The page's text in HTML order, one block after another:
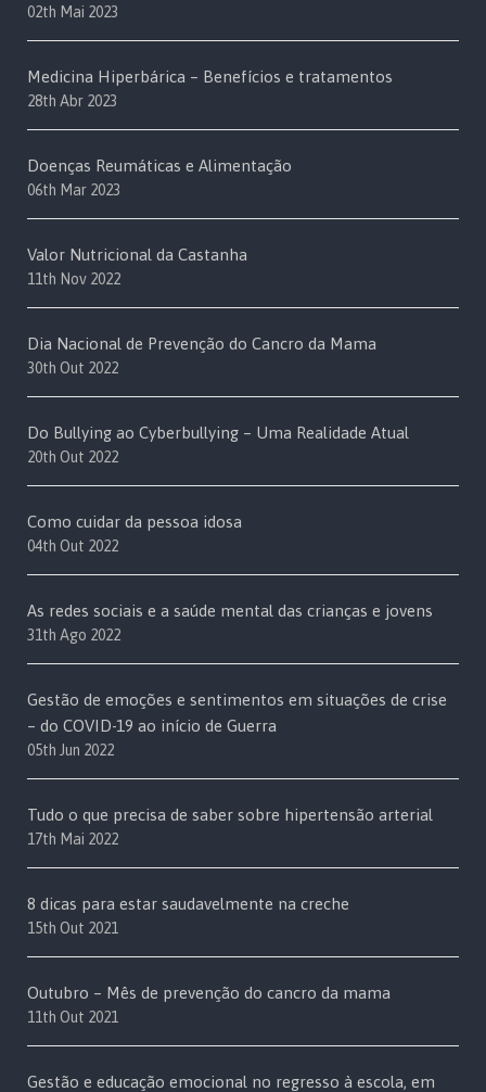
02th Mai 2023
Medicina Hiperbárica – Benefícios e tratamentos
28th Abr 2023
Doenças Reumáticas e Alimentação
06th Mar 2023
Valor Nutricional da Castanha
11th Nov 2022
Dia Nacional de Prevenção do Cancro da Mama
30th Out 2022
Do Bullying ao Cyberbullying – Uma Realidade Atual
20th Out 2022
Como cuidar da pessoa idosa
04th Out 2022
As redes sociais e a saúde mental das crianças e jovens
31th Ago 2022
Gestão de emoções e sentimentos em situações de crise
– do COVID-19 ao início de Guerra
05th Jun 2022
Tudo o que precisa de saber sobre hipertensão arterial
17th Mai 2022
8 dicas para estar saudavelmente na creche
15th Out 2021
Outubro – Mês de prevenção do cancro da mama
11th Out 2021
Gestão e educação emocional no regresso à escola, em